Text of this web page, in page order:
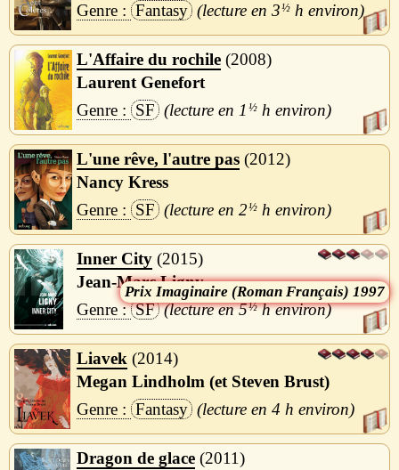
Fantasy
3½ h
L'Affaire du rochile 2008
Laurent Genefort
SF
1 ½ h
L'une rêve, l'autre pas 2012
Nancy Kress
SF
2½ h
Inner City 2015
Imaginaire (Roman Français) 1997
Jean-Marc Ligny
SF
5½h
Liavek
2014
Megan Lindholm (et Steven Brust)
Fantasy
4 h
Dragon de glace 2011